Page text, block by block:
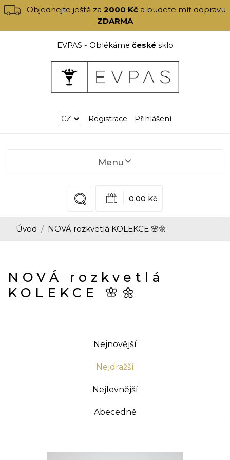
Objednejte ještě za2000 Kč a budete mít dopravu
ZDARMA
EVPAS - Oblékáme českésklo
Registrace Přihlášení
Menu
0,00 Kč
Úvod NOVÁ rozkvetlá KOLEKCE 🌸🌼
NOVÁ rozkvetlá
KOLEKCE 🌸🌼
Nejnovější
Nejdražší
Nejlevnější
Abecedně